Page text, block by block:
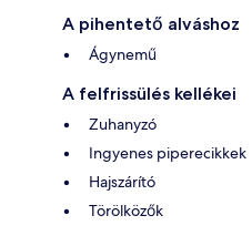
A pihentető alváshoz
Ágynemű
A felfrissülés kellékei
Zuhanyzó
Ingyenes piperecikkek
Hajszárító
Törölközők